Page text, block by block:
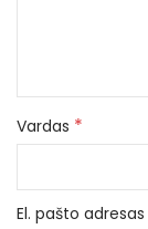
Vardas *
El. pašto adresas